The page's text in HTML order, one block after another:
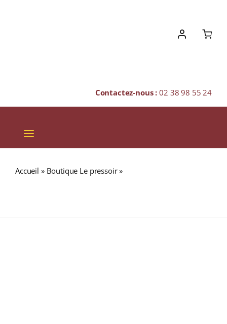
Contactez-nous :02 38 98 55 24
Toggle
Navigation
Accueil » Boutique Le pressoir»